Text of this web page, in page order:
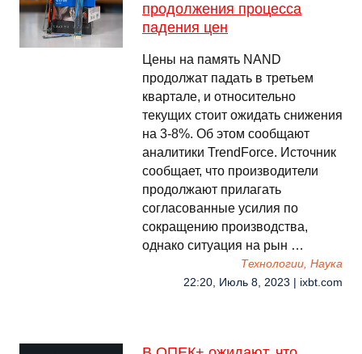
продолжения процесса
падения цен
Цены на память NAND
продолжат падать в третьем
квартале, и относительно
текущих стоит ожидать снижения
на 3-8%. Об этом сообщают
аналитики TrendForce. Источник
сообщает, что производители
продолжают прилагать
согласованные усилия по
сокращению производства,
однако ситуация на рын …
Технологии, Наука
22:20, Июль 8, 2023 | ixbt.com